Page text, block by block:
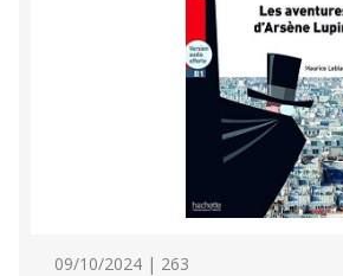
09/10/2024 | 263